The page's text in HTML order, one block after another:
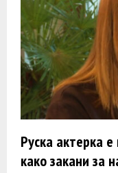
Руска актерка e
како закани за